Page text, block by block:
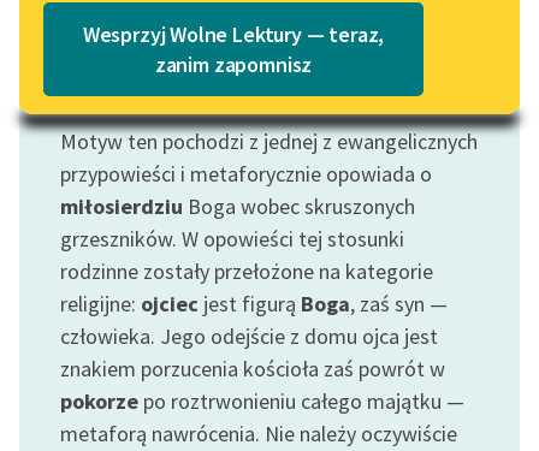
Lektury szkolne i klasyka
literatury do słuchania dla
uczennic i uczniów z
niepełnosprawnościami
E-kolekcja lektur
szkolnych i literatury do
słuchania dla uczennic i
uczniów z
niepełnosprawnościami
Feministyczne inspiracje.
Popularyzacja
skandynawskiej literatury
feministycznej
Katalog w formacie PDF
Wesprzyj Wolne Lektury — teraz,
zanim zapomnisz
Motyw: Syn marnotrawny
Motyw ten pochodzi z jednej z ewangelicznych
przypowieści i metaforycznie opowiada o
miłosierdziu Boga wobec skruszonych
grzeszników. W opowieści tej stosunki
rodzinne zostały przełożone na kategorie
religijne: ojciec jest figurą Boga, zaś syn —
człowieka. Jego odejście z domu ojca jest
znakiem porzucenia kościoła zaś powrót w
pokorze po roztrwonieniu całego majątku —
metaforą nawrócenia. Nie należy oczywiście